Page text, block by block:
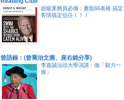
超級業務員必備：麥凱66表格 搞定
客情搞定信任！！！
曾語錄：(曾喬治文摘、座右銘分享)
李嘉誠汕頭大學演講：做「願力一
族」